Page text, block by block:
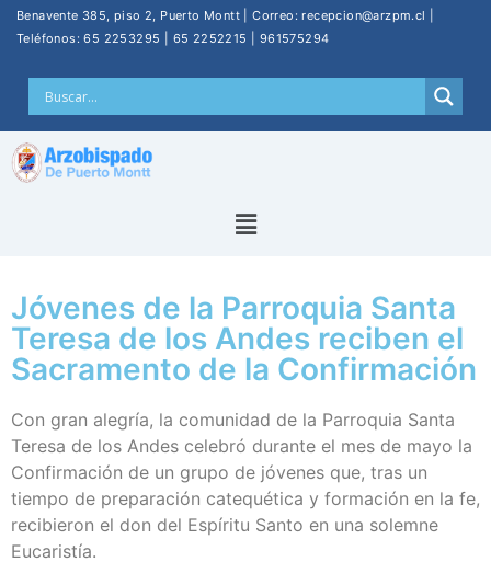
Benavente 385, piso 2, Puerto Montt | Correo: recepcion@arzpm.cl |
Teléfonos: 65 2253295 | 65 2252215 | 961575294
Jóvenes de la Parroquia Santa
Teresa de los Andes reciben el
Sacramento de la Confirmación
Con gran alegría, la comunidad de la Parroquia Santa
Teresa de los Andes celebró durante el mes de mayo la
Confirmación de un grupo de jóvenes que, tras un
tiempo de preparación catequética y formación en la fe,
recibieron el don del Espíritu Santo en una solemne
Eucaristía.